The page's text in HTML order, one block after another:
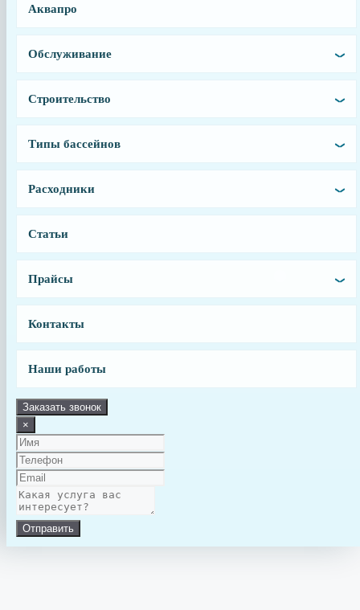
Аквапро
Обслуживание
Строительство
Типы бассейнов
Расходники
Статьи
Прайсы
Контакты
Наши работы
Заказать звонок
×
Отправить
1171155
Aquaviva
Китай
Тип запчасти
Муфта
Условия доставки